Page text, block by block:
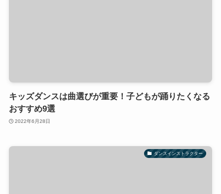
キッズダンスは曲選びが重要！子どもが踊りたくなる
おすすめ9選
2022年6月28日
ダンスインストラクター